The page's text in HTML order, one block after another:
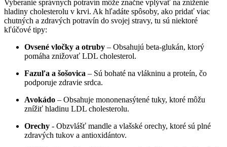
Vyberanie správnych potravín môže ‍značne vplývať na⁣ zníženie
hladiny cholesterolu v krvi. Ak hľadáte spôsoby, ako pridať viac
chutných a zdravých ​potravín do svojej stravy, tu sú⁣ niektoré
kľúčové tipy:
Ovsené ⁣vločky a otruby – Obsahujú ‍beta-glukán, ktorý⁤
pomáha znižovať LDL cholesterol.
Fazuľa a šošovica – Sú‍ bohaté⁣ na vlákninu⁤ a proteín, čo⁤
podporuje zdravie srdca.
Avokádo – Obsahuje mononenasýtené ‌tuky, ktoré‌ môžu‍
znížiť⁢ hladinu LDL cholesterolu.
Orechy ⁤- Obzvlášť mandle a vlašské orechy, ktoré sú plné
zdravých tukov a antioxidántov.